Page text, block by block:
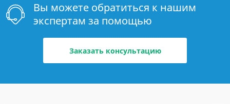
Вы можете обратиться к нашим
экспертам за помощью
Заказать консультацию